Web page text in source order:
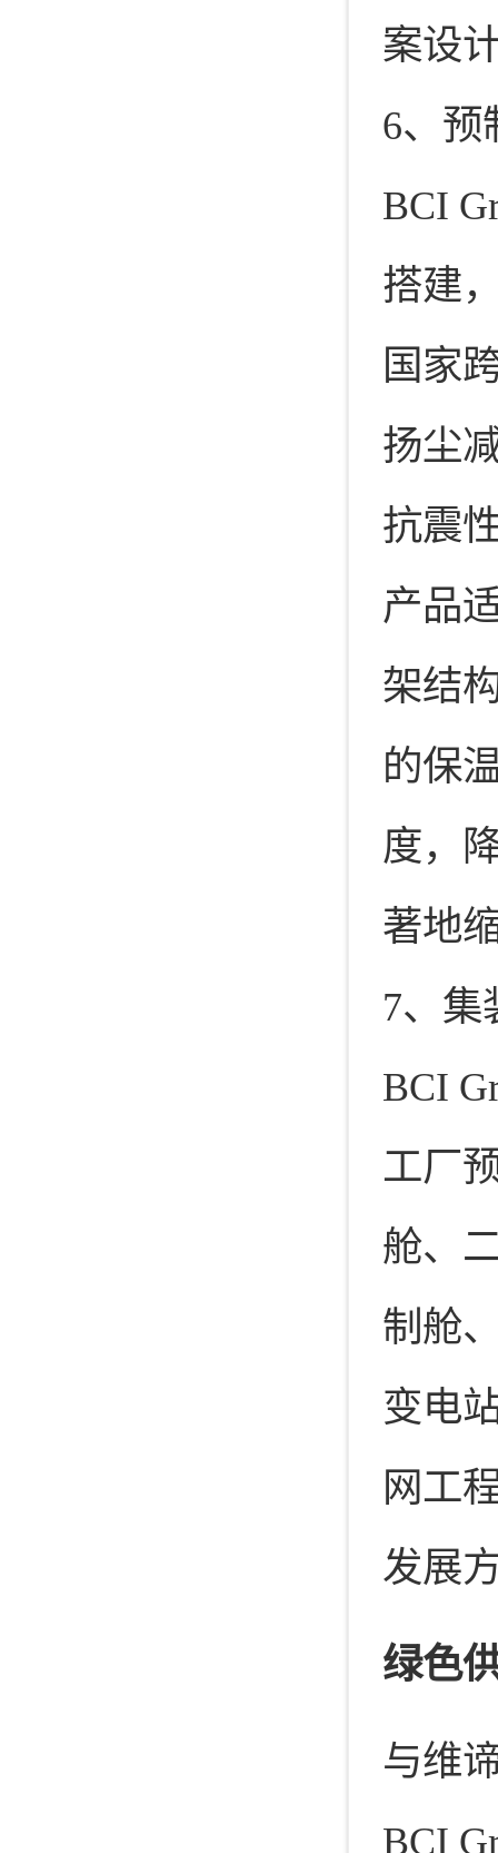
案设
6、预
BCI
搭建
国家
扬尘
抗震
产品
架结
的保
度，
著地
7、集
BCI
工厂
舱、
制舱
变电
网工
发展
绿色
与维
BCI